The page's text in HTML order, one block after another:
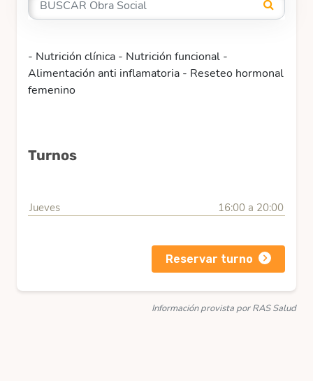
- Nutrición clínica - Nutrición funcional -
Alimentación anti inflamatoria - Reseteo hormonal
femenino
Turnos
Jueves 16:00 a 20:00
Reservar turno
Información provista por RAS Salud